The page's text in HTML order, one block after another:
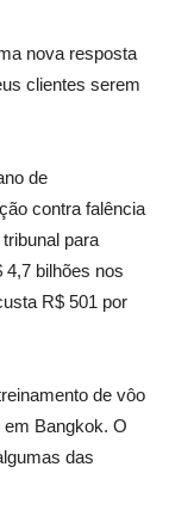
nova resposta
clientes serem
de
contra falência
para
bilhões nos
R$ 501 por
de vôo
Bangkok. O
das